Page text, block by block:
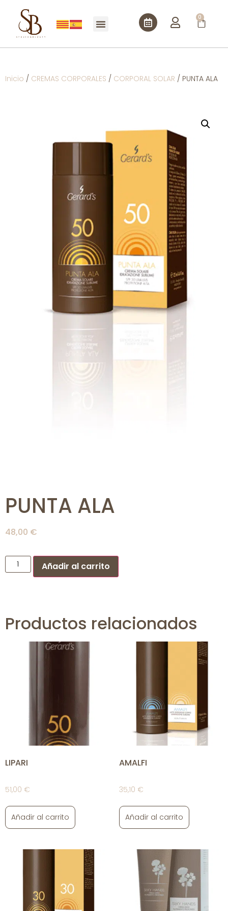
0
Inicio / CREMAS CORPORALES / CORPORAL SOLAR / PUNTA ALA
PUNTA ALA
48,00 €
Añadir al carrito
Productos relacionados
LIPARI
51,00 €
Añadir al carrito
AMALFI
35,10 €
Añadir al carrito